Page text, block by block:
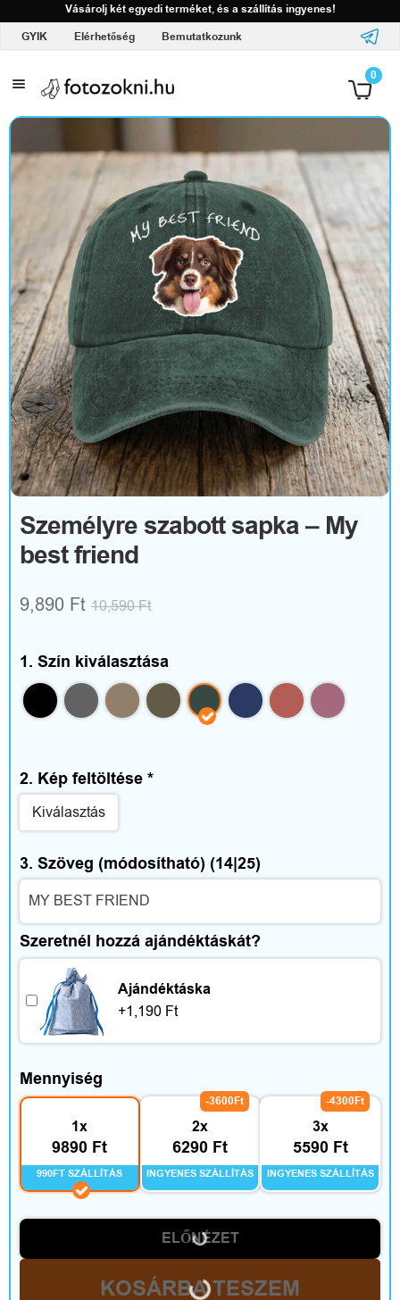
Vásárolj két egyedi terméket, és a szállítás ingyenes!
GYIK
Elérhetőség Bemutatkozunk
0
A
l
o
g
ó
d
d
a
l
R
u
h
á
z
a
é
i
e
é
s
z
í
t
k
O
t
t
Személyre szabott sapka – My
best friend
9,890 Ft 10,590Ft
1. Szín kiválasztása
2. Kép feltöltése *
Kiválasztás
3. Szöveg (módosítható) (14|25)
Szeretnél hozzá ajándéktáskát?
Ajándéktáska
+1,190 Ft
Mennyiség
1x
9890 Ft
990FT SZÁLLÍTÁS
2x
6290 Ft
-3600Ft
INGYENES SZÁLLÍTÁS
3x
5590 Ft
-4300Ft
INGYENES SZÁLLÍTÁS
ELŐNÉZET
KOSÁRBA TESZEM